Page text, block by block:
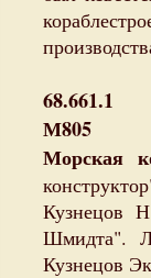
68.661.1
М805
Морская
Кузнецов
Шмидта".
Кузнецов